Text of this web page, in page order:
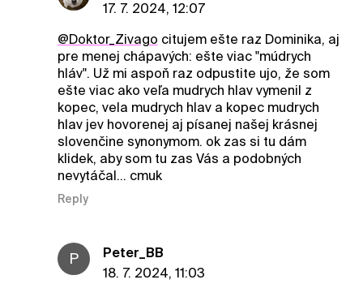
17. 7. 2024, 12:07
@Doktor_Zivago citujem ešte raz Dominika, aj
pre menej chápavých: ešte viac "múdrych
hláv". Už mi aspoň raz odpustite ujo, že som
ešte viac ako veľa mudrych hlav vymenil z
kopec, vela mudrych hlav a kopec mudrych
hlav jev hovorenej aj písanej našej krásnej
slovenčine synonymom. ok zas si tu dám
klidek, aby som tu zas Vás a podobných
nevytáčal... cmuk
Reply
P
Peter_BB
18. 7. 2024, 11:03